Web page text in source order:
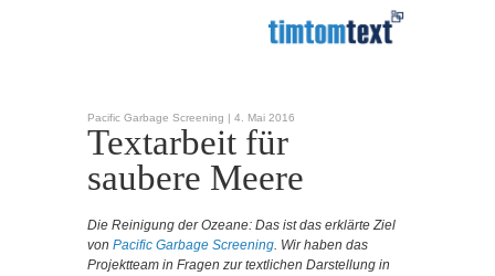
Pacific Garbage Screening | 4. Mai 2016
Textarbeit für
saubere Meere
Die Reinigung der Ozeane: Das ist das erklärte Ziel
von Pacific Garbage Screening. Wir haben das
Projektteam in Fragen zur textlichen Darstellung in